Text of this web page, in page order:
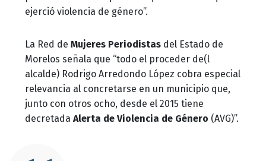
ejerció violencia de género”.
La Red de Mujeres Periodistas del Estado de
Morelos señala que “todo el proceder de(l
alcalde) Rodrigo Arredondo López cobra especial
relevancia al concretarse en un municipio que,
junto con otros ocho, desde el 2015 tiene
decretada Alerta de Violencia de Género (AVG)”.